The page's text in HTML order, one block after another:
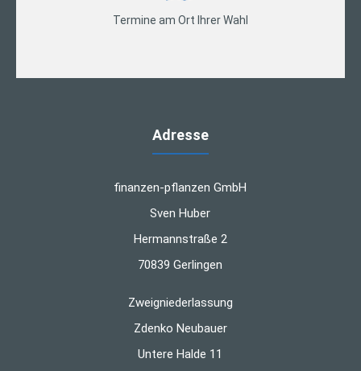
Termine am Ort Ihrer Wahl
Adresse
finanzen-pflanzen GmbH
Sven Huber
Hermannstraße 2
70839 Gerlingen
Zweigniederlassung
Zdenko Neubauer
Untere Halde 11